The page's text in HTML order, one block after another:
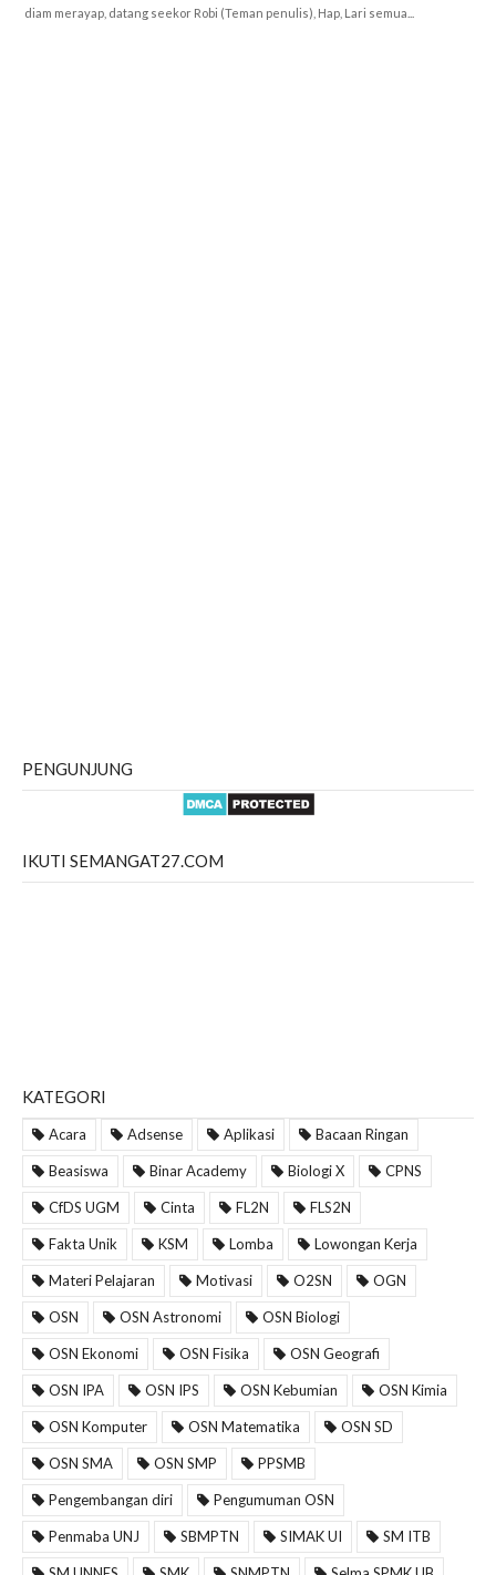
diam merayap, datang seekor Robi (Teman penulis), Hap, Lari semua...
PENGUNJUNG
IKUTI SEMANGAT27.COM
KATEGORI
Acara Adsense Aplikasi Bacaan Ringan
Beasiswa Binar Academy Biologi X CPNS
CfDS UGM Cinta FL2N FLS2N
Fakta Unik KSM Lomba Lowongan Kerja
Materi Pelajaran Motivasi O2SN OGN
OSN OSN Astronomi OSN Biologi
OSN Ekonomi OSN Fisika OSN Geografi
OSN IPA OSN IPS OSN Kebumian OSN Kimia
OSN Komputer OSN Matematika OSN SD
OSN SMA OSN SMP PPSMB
Pengembangan diri Pengumuman OSN
Penmaba UNJ SBMPTN SIMAK UI SM ITB